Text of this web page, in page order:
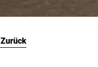
Zurück